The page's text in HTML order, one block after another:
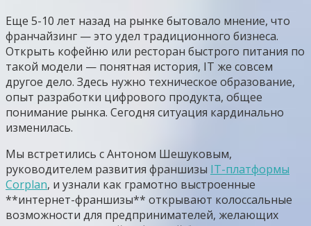
Еще 5-10 лет назад на рынке бытовало мнение, что
франчайзинг — это удел традиционного бизнеса.
Открыть кофейню или ресторан быстрого питания по
такой модели — понятная история, IT же совсем
другое дело. Здесь нужно техническое образование,
опыт разработки цифрового продукта, общее
понимание рынка. Сегодня ситуация кардинально
изменилась.
Мы встретились с Антоном Шешуковым,
руководителем развития франшизы IT-платформы
Corplan, и узнали как грамотно выстроенные
**интернет-франшизы** открывают колоссальные
возможности для предпринимателей, желающих